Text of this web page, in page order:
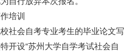
培训
社会自考专业考生的毕业论文写
开设“苏州大学自学考试社会自